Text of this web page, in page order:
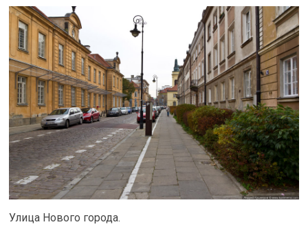
Улица Нового города.